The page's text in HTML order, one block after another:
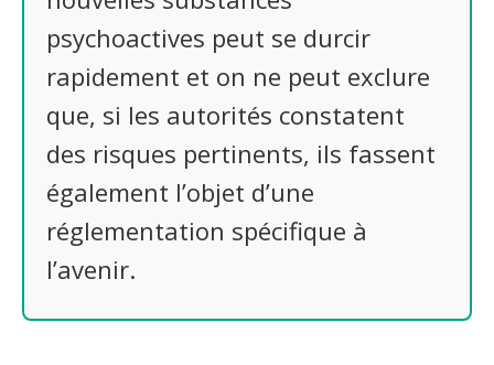
psychoactives peut se durcir
rapidement et on ne peut exclure
que, si les autorités constatent
des risques pertinents, ils fassent
également l’objet d’une
réglementation spécifique à
l’avenir.